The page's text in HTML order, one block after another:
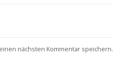
nächsten Kommentar speichern.